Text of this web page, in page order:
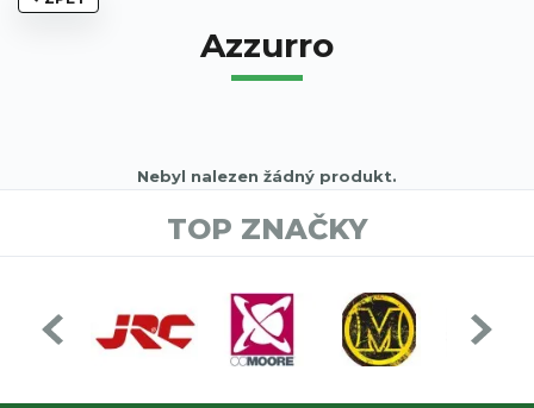
Azzurro
Nebyl nalezen žádný produkt.
TOP ZNAČKY